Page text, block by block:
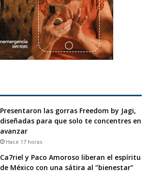
Presentaron las gorras Freedom by Jagi,
diseñadas para que solo te concentres en
avanzar
Hace 17 horas
Ca7riel y Paco Amoroso liberan el espíritu
de México con una sátira al “bienestar”